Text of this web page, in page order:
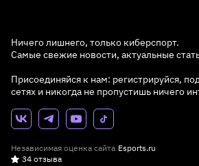
Ничего лишнего, только киберспорт.
Самые свежие новости, актуальные
Присоединяйся к нам: регистрируйся,
сетях и никогда не пропустишь ничего
Независимая оценка сайта Esports.ru
34 отзыва